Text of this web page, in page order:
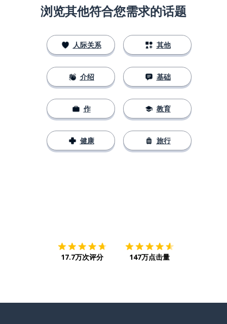
浏览其他符合您需求的话题
人际关系
介绍
作
健康
其他
基础
教育
旅行
17.7万次评分 147万点击量